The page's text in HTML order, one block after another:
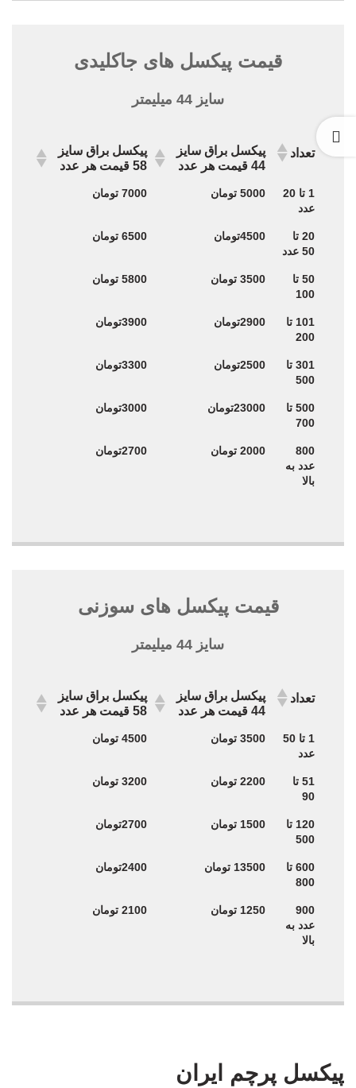
قیمت پیکسل های جاکلیدی
سایز 44 میلیمتر
تعداد
پیکسل براق سایز
44 قیمت هر عدد
پیکسل براق سایز
58 قیمت هر عدد
تعداد
پیکسل براق سایز
پیکسل براق سایز
1 تا 20
عدد
5000 تومان 7000 تومان
20 تا
50 عدد
4500تومان 6500 تومان
50 تا
100
3500 تومان 5800 تومان
101 تا
200
2900تومان 3900تومان
301 تا
500
2500تومان 3300تومان
500 تا
700
23000تومان 3000تومان
800
عدد به
بالا
2000 تومان 2700تومان
قیمت پیکسل های سوزنی
سایز 44 میلیمتر
تعداد
پیکسل براق سایز
44 قیمت هر عدد
پیکسل براق سایز
58 قیمت هر عدد
تعداد
پیکسل براق سایز
پیکسل براق سایز
1 تا 50
عدد
3500 تومان 4500 تومان
51 تا
90
2200 تومان 3200 تومان
120 تا
500
1500 تومان 2700تومان
600 تا
800
13500 تومان 2400تومان
900
عدد به
بالا
1250 تومان 2100 تومان
پیکسل پرچم ایران